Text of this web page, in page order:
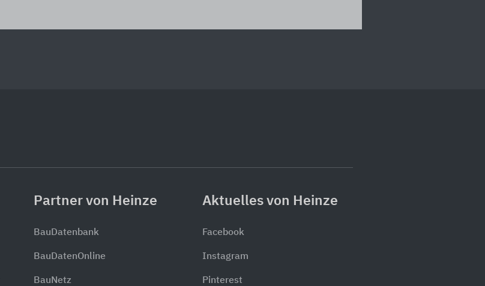
Partner von Heinze
BauDatenbank
BauDatenOnline
BauNetz
Aktuelles von Heinze
Facebook
Instagram
Pinterest